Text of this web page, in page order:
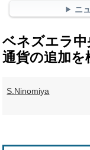
ニ
ベネズエラ
通貨の追加を
S.Ninomiya